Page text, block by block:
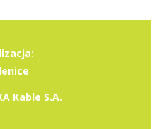
Kable S.A.